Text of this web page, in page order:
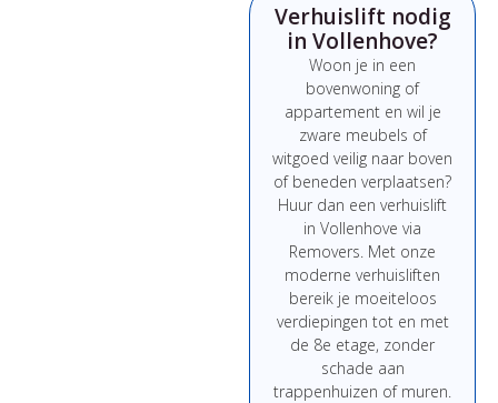
Verhuislift nodig
in Vollenhove?
Woon je in een
bovenwoning of
appartement en wil je
zware meubels of
witgoed veilig naar boven
of beneden verplaatsen?
Huur dan een verhuislift
in Vollenhove via
Removers. Met onze
moderne verhuisliften
bereik je moeiteloos
verdiepingen tot en met
de 8e etage, zonder
schade aan
trappenhuizen of muren.